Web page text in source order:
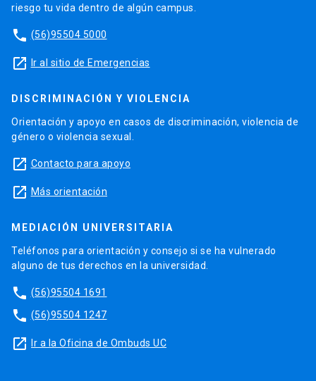
riesgo tu vida dentro de algún campus.
phone (56)95504 5000
launch Ir al sitio de Emergencias
DISCRIMINACIÓN Y VIOLENCIA
Orientación y apoyo en casos de discriminación, violencia de
género o violencia sexual.
launch Contacto para apoyo
launch Más orientación
MEDIACIÓN UNIVERSITARIA
Teléfonos para orientación y consejo si se ha vulnerado
alguno de tus derechos en la universidad.
phone (56)95504 1691
phone (56)95504 1247
launch Ir a la Oficina de Ombuds UC